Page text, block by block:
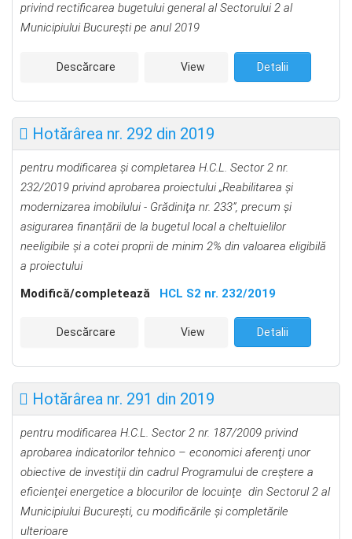
privind rectificarea bugetului general al Sectorului 2 al
Municipiului Bucureşti pe anul 2019
Descărcare View Detalii
Hotărârea nr. 292 din 2019
pentru modificarea și completarea H.C.L. Sector 2 nr.
232/2019 privind aprobarea proiectului„Reabilitarea şi
modernizarea imobilului - Grădiniţa nr. 233”, precum şi
asigurarea finanțării de la bugetul local a cheltuielilor
neeligibile şi a cotei proprii de minim 2% din valoarea eligibilă
a proiectului
Modifică/completează HCL S2 nr. 232/2019
Descărcare View Detalii
Hotărârea nr. 291 din 2019
pentru modificarea H.C.L. Sector 2 nr. 187/2009 privind
aprobarea indicatorilor tehnico – economici aferenţi unor
obiective de investiţii din cadrul Programului de creştere a
eficienţei energetice a blocurilor de locuinţe din Sectorul 2 al
Municipiului Bucureşti, cu modificările și completările
ulterioare